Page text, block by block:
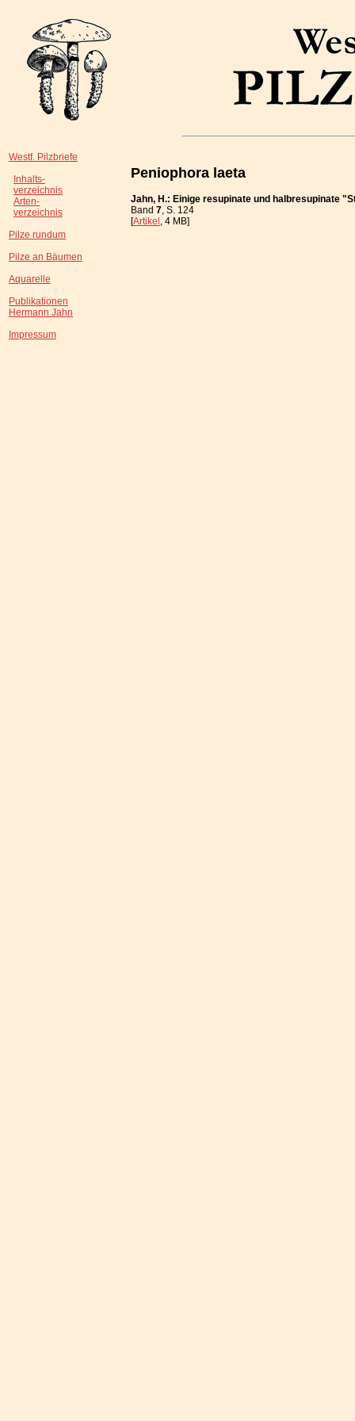
Westf. Pilzbriefe
Inhalts-
verzeichnis
Arten-
verzeichnis
Pilze rundum
Pilze an Bäumen
Aquarelle
Publikationen
Hermann Jahn
Impressum
Peniophora laeta
Jahn, H.: Einige resupinate und halbresupinate
Band 7, S. 124
[Artikel, 4 MB]